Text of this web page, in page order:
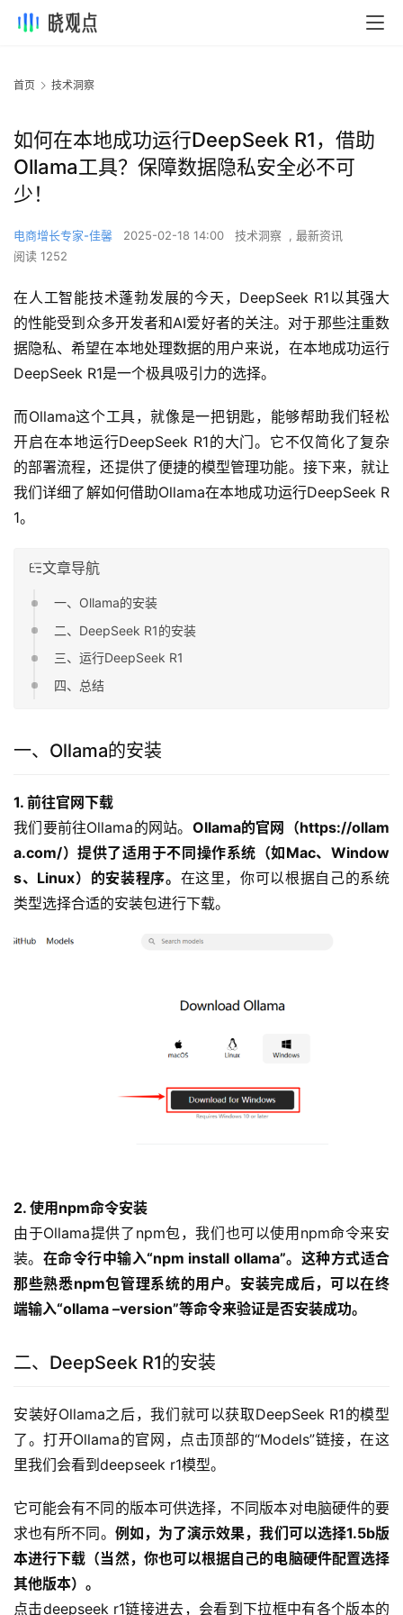
首页 技术洞察
如何在本地成功运行DeepSeek R1，借助
Ollama工具？保障数据隐私安全必不可
少！
电商增长专家-佳馨 2025-02-18 14:00 技术洞察 , 最新资讯
阅读 1252
在人工智能技术蓬勃发展的今天，DeepSeek R1以其强大
的性能受到众多开发者和AI爱好者的关注。对于那些注重数
据隐私、希望在本地处理数据的用户来说，在本地成功运行
DeepSeek R1是一个极具吸引力的选择。
而Ollama这个工具，就像是一把钥匙，能够帮助我们轻松
开启在本地运行DeepSeek R1的大门。它不仅简化了复杂
的部署流程，还提供了便捷的模型管理功能。接下来，就让
我们详细了解如何借助Ollama在本地成功运行DeepSeek R
1。
文章导航
一、Ollama的安装
二、DeepSeek R1的安装
三、运行DeepSeek R1
四、总结
一、Ollama的安装
1. 前往官网下载
我们要前往Ollama的网站。 Ollama的官网（https://ollam
a.com/）提供了适用于不同操作系统（如Mac、Window
s、Linux）的安装程序。 在这里，你可以根据自己的系统
类型选择合适的安装包进行下载。
2. 使用npm命令安装
由于Ollama提供了npm包，我们也可以使用npm命令来安
装。 在命令行中输入“npm install ollama”。这种方式适合
那些熟悉npm包管理系统的用户。安装完成后，可以在终
端输入“ollama –version”等命令来验证是否安装成功。
二、DeepSeek R1的安装
安装好Ollama之后，我们就可以获取DeepSeek R1的模型
了。打开Ollama的官网，点击顶部的“Models”链接，在这
里我们会看到deepseek r1模型。
它可能会有不同的版本可供选择，不同版本对电脑硬件的要
求也有所不同。 例如，为了演示效果，我们可以选择1.5b版
本进行下载（当然，你也可以根据自己的电脑硬件配置选择
其他版本）。
点击deepseek r1链接进去，会看到下拉框中有各个版本的